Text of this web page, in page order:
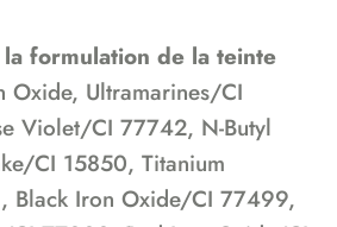
formulation de la teinte
Oxide, Ultramarines/CI
Violet/CI 77742, N-Butyl
CI 15850, Titanium
Black Iron Oxide/CI 77499,